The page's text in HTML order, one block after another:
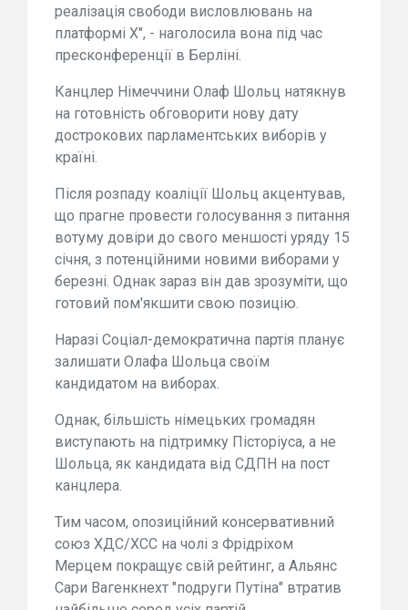
реалізація свободи висловлювань на
платформі X", - наголосила вона під час
пресконференції в Берліні.
Канцлер Німеччини Олаф Шольц натякнув
на готовність обговорити нову дату
дострокових парламентських виборів у
країні.
Після розпаду коаліції Шольц акцентував,
що прагне провести голосування з питання
вотуму довіри до свого меншості уряду 15
січня, з потенційними новими виборами у
березні. Однак зараз він дав зрозуміти, що
готовий пом'якшити свою позицію.
Наразі Соціал-демократична партія планує
залишати Олафа Шольца своїм
кандидатом на виборах.
Однак, більшість німецьких громадян
виступають на підтримку Пісторіуса, а не
Шольца, як кандидата від СДПН на пост
канцлера.
Тим часом, опозиційний консервативний
союз ХДС/ХСС на чолі з Фрідріхом
Мерцем покращує свій рейтинг, а Альянс
Сари Вагенкнехт "подруги Путіна" втратив